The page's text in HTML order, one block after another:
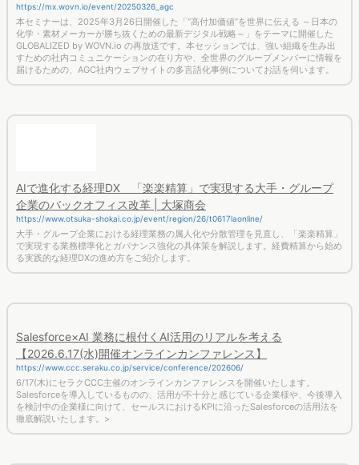
https://mx.wovn.io/event/20250326_agc
本セミナーは、2025年3月26日開催した「“高付加価値”を世界に伝える ～日本の
化学・素材メーカーが勝ち抜くための最新デジタル戦略～」をテーマに開催した
GLOBALIZED by WOVN.io の再放送です。本セッションでは、強い組織を生み出
すための社内コミュニケーションの在り方や、全世界のグループメンバーに情報を
届けるための、AGC社内ウェブサイトの多言語化事例についてお話を伺います。
大手・グループ企業における経理業務の属人化や分散管理を見直し、「楽楽精算」
で実現する業務標準化とガバナンス強化の具体策を解説します。経費精算から始め
る実践的な経理DXの進め方をご紹介します。
Salesforce×AI 業務に根付くAI活用のリアルを考える
【2026.6.17(水)開催オンラインカンファレンス】
https://www.ccc.seraku.co.jp/service/conference/202606/
6/17(木)にセラクCCC主催のオンラインカンファレンスを開催いたします。
Salesforceを導入しているものの、活用が不十分と感じている企業様や、今後導入
を検討中の企業様に向けて、セールスにおけるKPIに沿ったSalesforceの活用法を
徹底解説いたします。>